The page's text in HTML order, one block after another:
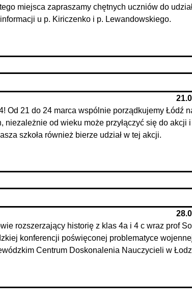
miejsca zapraszamy chętnych uczniów do
u p. Kiriczenko i p. Lewandowskiego.
Od 21 do 24 marca wspólnie porządkujemy Łódź
niezależnie od wieku może przyłączyć się do akcji i
szkoła również bierze udział w tej akcji.
rozszerzający historię z klas 4a i 4 c wraz prof
konferencji poświęconej problematyce
Centrum Doskonalenia Nauczycieli w